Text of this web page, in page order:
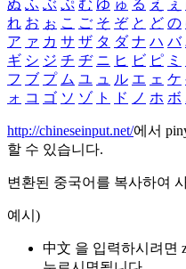
ぬ ふ ぶ ぷ む ゆ ゅ る え ぇ
れ お ぉ こ ご そ ぞ と ど の
ア ァ カ サ ザ タ ダ ナ ハ バ
ギ シ ジ チ ヂ ニ ヒ ビ ピ ミ
フ ブ プ ム ユ ュ ル エ ェ ケ
ォ コ ゴ ソ ゾ ト ド ノ ホ ボ
http://chineseinput.net/에서
할 수 있습니다.
변환된 중국어를 복사하여
예시)
中文 을 입력하시려면